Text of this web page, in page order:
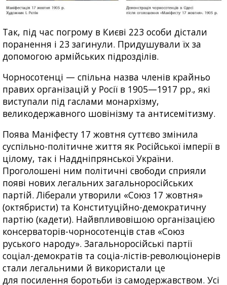
Так, під час погрому в Києві 223 особи дістали
поранення і 23 загинули. Придушували їх за
допомогою армійських підрозділів.
Чорносотенці — спільна назва членів крайньо
правих організацій у Росії в 1905—1917 рр., які
виступали під гаслами монархізму,
великодержавного шовінізму та антисемітизму.
Поява Маніфесту 17 жовтня суттєво змінила
суспільно-політичне життя як Російської імперії в
цілому, так і Наддніпрянської України.
Проголошені ним політичні свободи сприяли
появі нових легальних загальноросійських
партій. Ліберали утворили «Союз 17 жовтня»
(октябристи) та Конституційно-демократичну
партію (кадети). Найвпливовішою організацією
консерваторів-чорносотенців став «Союз
руського народу». Загальноросійські партії
соціал-демократів та соціа-лістів-революціонерів
стали легальними й використали це
для посилення боротьби із самодержавством. Усі